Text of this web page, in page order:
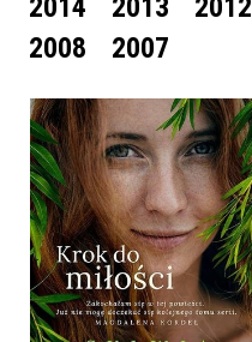
2014
2013 2012
2008
2007
KROK DO MIŁOŚCI
SYLWIA KUBIK
OPRAWA MIĘKKA